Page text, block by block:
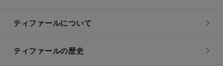
ティファールについて
ティファールの歴史